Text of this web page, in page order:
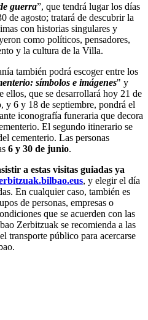
guerra”, que tendrá lugar los días
de agosto; tratará de descubrir la
con historias singulares y
como políticos, pensadores,
y la cultura de la Villa.
también podrá escoger entre los
símbolos e imágenes" y
ellos, que se desarrollará hoy 21 de
6 y 18 de septiembre, pondrá el
iconografía funeraria que decora
El segundo itinerario se
cementerio. Las personas
6 y 30 de junio.
a estas visitas guiadas ya
, y elegir el día
En cualquier caso, también es
de personas, empresas o
que se acuerden con las
Zerbitzuak se recomienda a las
transporte público para acercarse